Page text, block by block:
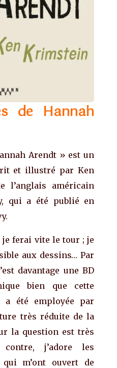
de Hannah
Arendt » est un
et illustré par Ken
l’anglais américain
qui a été publié en
je ferai vite le tour ; je
aux dessins… Par
davantage une BD
bien que cette
a été employée par
très réduite de la
la question est très
j’adore les
m’ont ouvert de